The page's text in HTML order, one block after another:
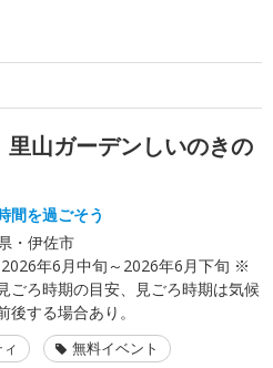
里山ガーデンしいのきの
間を過ごそう
・伊佐市
2026年6月中旬～2026年6月下旬 ※
ごろ時期の目安、見ごろ時期は気候
後する場合あり。
無料イベント